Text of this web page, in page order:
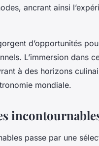
ancrant ainsi
d’opportunités
L’immersion dans
à des horizons
mondiale.
passe par une